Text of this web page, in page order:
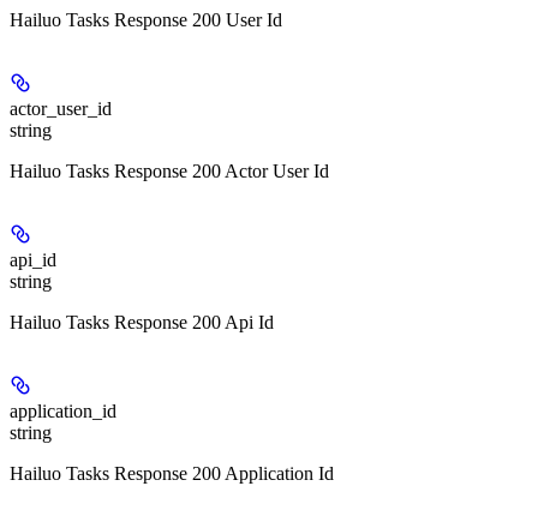
Hailuo Tasks Response 200 User Id
actor_user_id
string
Hailuo Tasks Response 200 Actor User Id
api_id
string
Hailuo Tasks Response 200 Api Id
application_id
string
Hailuo Tasks Response 200 Application Id